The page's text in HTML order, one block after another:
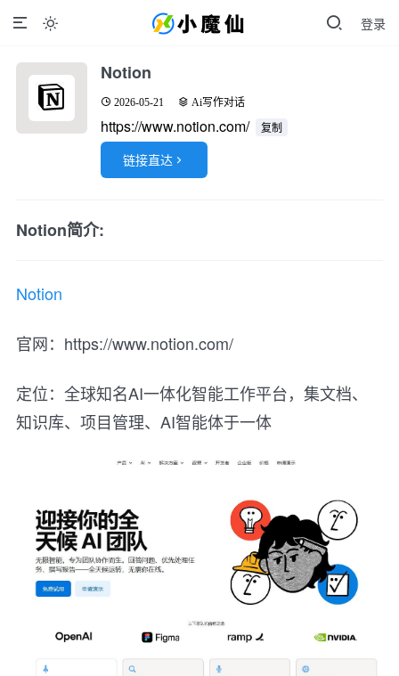
登录

Notion
2026-05-21 Ai写作对话
https://www.notion.com/ 复制
链接直达 
Notion简介:
Notion
官网：https://www.notion.com/
定位：全球知名AI一体化智能工作平台，集文档、
知识库、项目管理、AI智能体于一体